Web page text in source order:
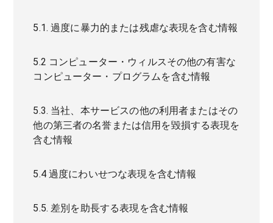
5.1. 過度に暴力的または残虐な表現を含む情報
5.2 コンピューター・ウィルスその他の有害な
コンピューター・プログラムを含む情報
5.3. 当社、本サービスの他の利用者またはその
他の第三者の名誉または信用を毀損する表現を
含む情報
5.4 過度にわいせつな表現を含む情報
5.5. 差別を助長する表現を含む情報